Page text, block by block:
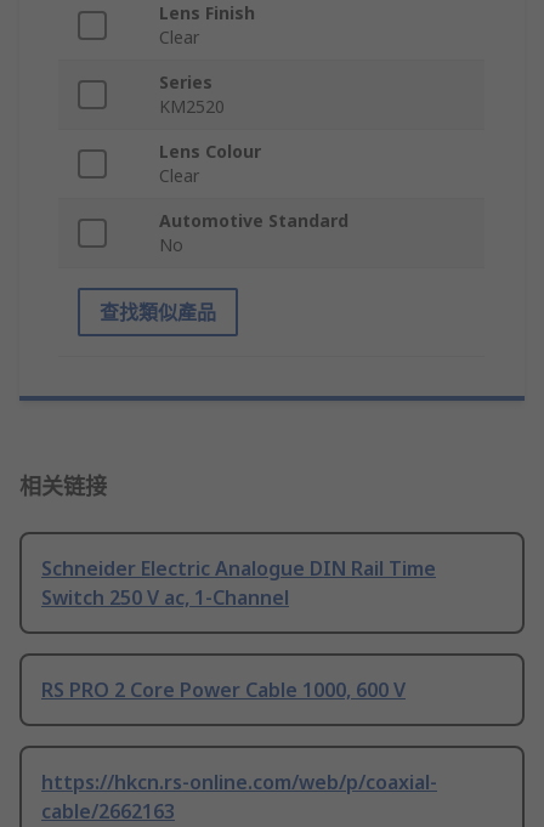
Lens Finish
Clear
Series
KM2520
Lens Colour
Clear
Automotive Standard
No
查找類似產品
相关链接
Schneider Electric Analogue DIN Rail Time
Switch 250 V ac, 1-Channel
RS PRO 2 Core Power Cable 1000, 600 V
https://hkcn.rs-online.com/web/p/coaxial-
cable/2662163